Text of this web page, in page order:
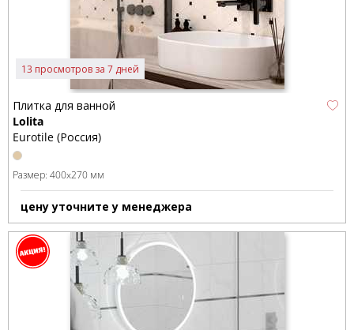
13 просмотров за 7 дней
Плитка для ванной
Lolita
Eurotile (Россия)
Размер: 400x270 мм
цену уточните у менеджера